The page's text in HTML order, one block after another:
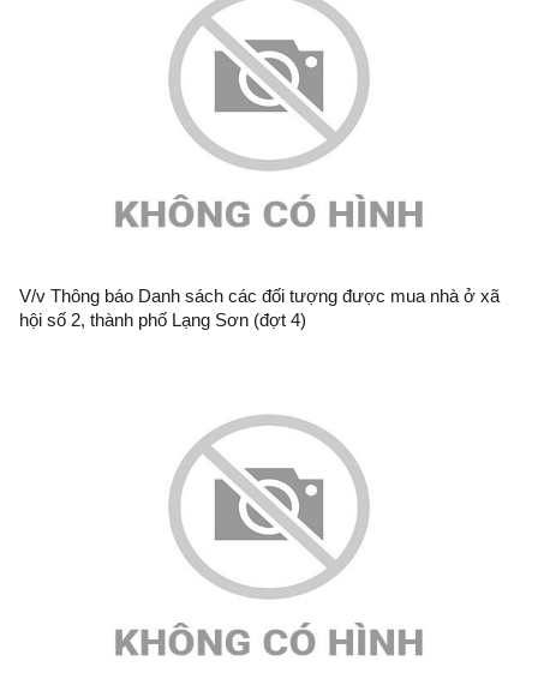
V/v Thông báo Danh sách các đối tượng được mua nhà ở xã
hội số 2, thành phố Lạng Sơn (đợt 4)